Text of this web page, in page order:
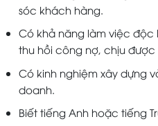
sóc khách hàng.
Có khả năng làm việc độc
thu hồi công nợ, chịu
Có kinh nghiệm xây dựng
doanh.
Biết tiếng Anh hoặc tiếng